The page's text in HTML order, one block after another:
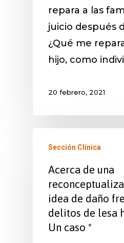
repara a las
juicio después
¿Qué me
hijo, como
20 febrero, 2021
Sección Clínica
Acerca de una
idea de daño
delitos de lesa
Un caso *